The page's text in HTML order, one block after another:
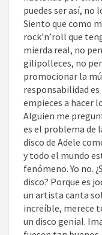
puedes ser así, no
Siento que como
rock’n’roll que
mierda real, no
gilipolleces, no
promocionar la
responsabilidad es
empieces a hacer
Alguien me
es el problema de
disco de Adele
y todo el mundo
fenómeno. Yo no.
disco? Porque es
un artista canta
increíble, merece
un disco genial.